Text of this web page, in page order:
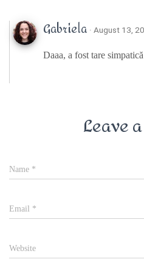
Gabriela · August 13,
Daaa, a fost tare
Leave
Name *
Email *
Website